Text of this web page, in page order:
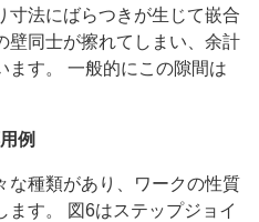
寸法にばらつきが生じて嵌合
壁同士が擦れてしまい、余計
ます。 一般的にこの隙間は
例
な種類があり、ワークの性質
ます。 図6はステップジョイ